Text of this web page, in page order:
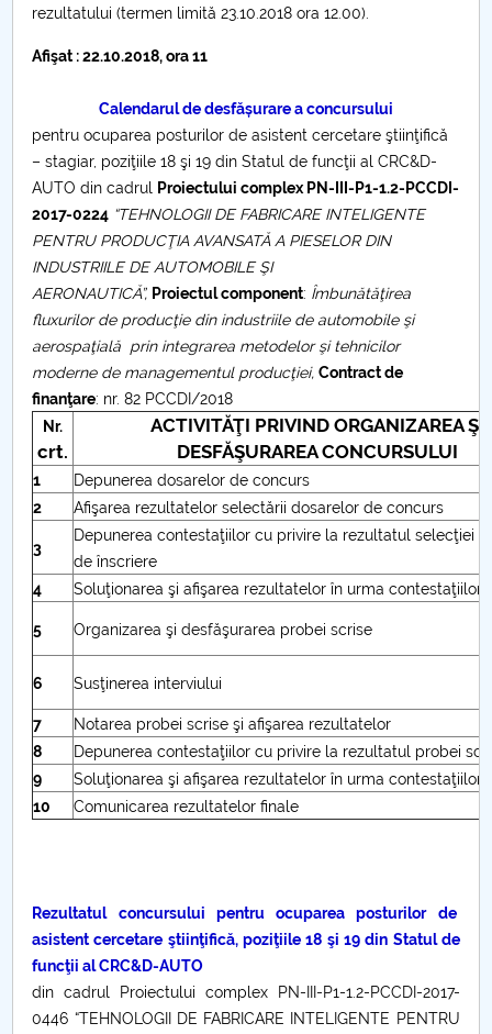
privind implementarea Planului Operațional 2020-
2024
Parteneri CUP
Centrul de Consiliere și Orientare în Carieră
Chestionar angajabilitate ALUMNI – UPB
CAR2026
MENIU CANTINA
Partenerii consorţiului
Echipa de cercetare din UPIT
Etape şi activităţi PC1
Diseminare rezultate PC1
Galerie foto
Anunturi
Colaboratori UPIT
rezultatului (termen limită 23.10.2018 ora 12.00).
Afişat : 22.10.2018, ora 11
Calendarul de desfășurare a concursului
pentru ocuparea posturilor de asistent cercetare ştiinţifică
– stagiar, poziţiile 18 şi 19 din Statul de funcţii al CRC&D-
AUTO din cadrul Proiectului complex PN-III-P1-1.2-PCCDI-
2017-0224 “TEHNOLOGII DE FABRICARE INTELIGENTE
PENTRU PRODUCŢIA AVANSATĂ A PIESELOR DIN
INDUSTRIILE DE AUTOMOBILE ŞI
AERONAUTICĂ”, Proiectul component: Îmbunătăţirea
fluxurilor de producţie din industriile de automobile şi
aerospaţială prin integrarea metodelor şi tehnicilor
moderne de managementul producţiei,Contract de
finanţare: nr. 82 PCCDI/2018
Nr.
crt.
ACTIVITĂŢI PRIVIND ORGANIZAREA ŞI
DESFĂŞURAREA CONCURSULUI
1
Depunerea dosarelor de concurs
2
Afişarea rezultatelor selectării dosarelor de concurs
3
Depunerea contestaţiilor cu privire la rezultatul selecţiei
de înscriere
4
Soluţionarea şi afişarea rezultatelor în urma contestaţiilor
5 Organizarea şi desfăşurarea probei scrise
6 Susţinerea interviului
7
Notarea probei scrise şi afişarea rezultatelor
8
Depunerea contestaţiilor cu privire la rezultatul probei
9
Soluţionarea şi afişarea rezultatelor în urma contestaţiilor
10
Comunicarea rezultatelor finale
Rezultatul concursului pentru ocuparea posturilor de
asistent cercetare ştiinţifică, poziţiile 18 şi 19 din Statul de
funcţii al CRC&D-AUTO
din cadrul Proiectului complex PN-III-P1-1.2-PCCDI-2017-
0446 “TEHNOLOGII DE FABRICARE INTELIGENTE PENTRU